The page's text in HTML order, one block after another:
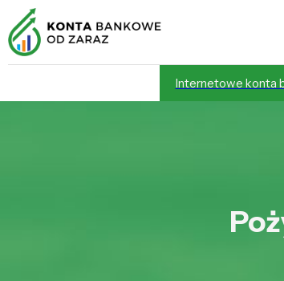
Internetowe konta